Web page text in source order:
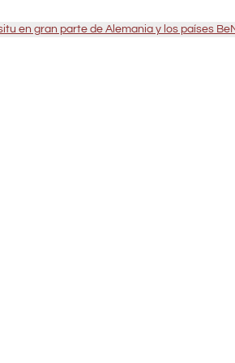
en gran parte de Alemania y los países